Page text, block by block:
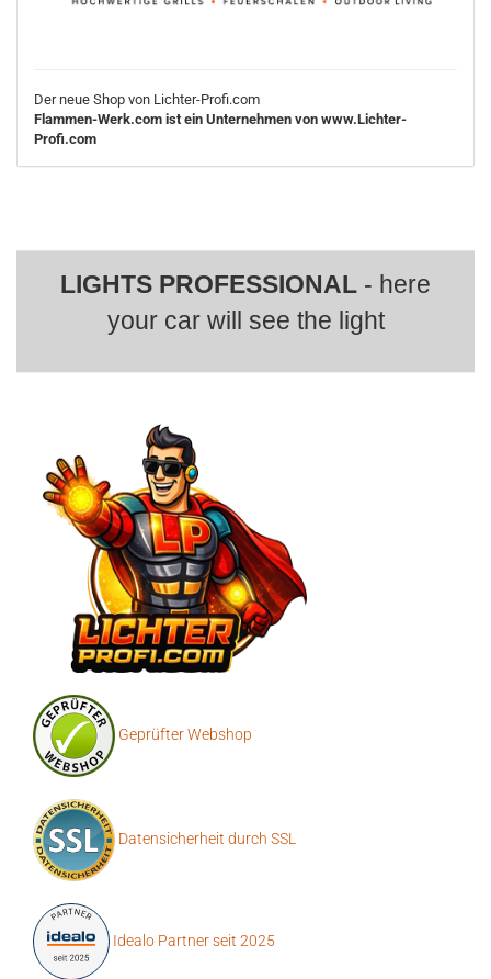
Der neue Shop von Lichter-Profi.com
Flammen-Werk.com ist ein Unternehmen von www.Lichter-
Profi.com
LIGHTS PROFESSIONAL - here
your car will see the light
Geprüfter Webshop
Datensicherheit durch SSL
Idealo Partner seit 2025